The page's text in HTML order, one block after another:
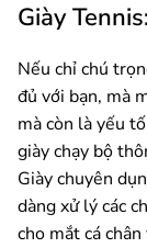
Giày
Nếu chỉ chú
đủ với bạn, mà
mà còn là yếu
giày chạy bộ
Giày chuyên
dàng xử lý các
cho mắt cá